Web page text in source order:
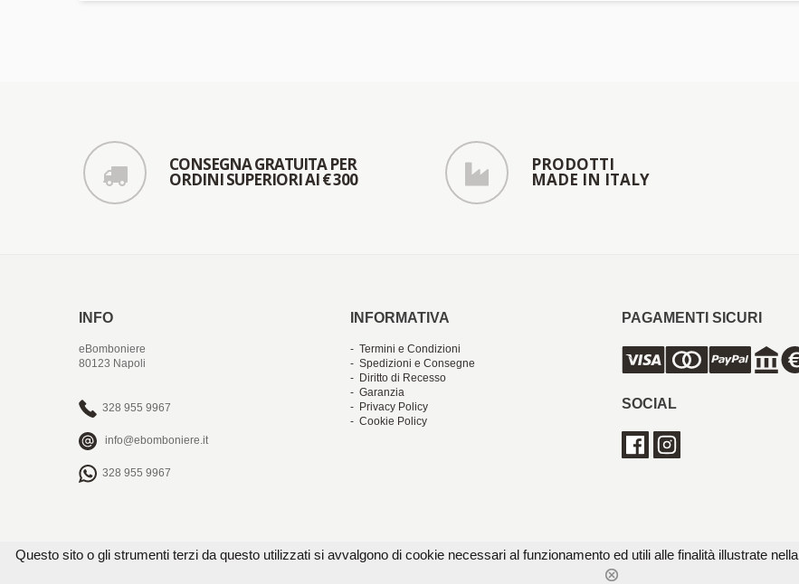
CONSEGNA GRATUITA PER
ORDINI SUPERIORI AI € 300
PRODOTTI
MADE IN ITALY
INFO
eBomboniere
80123 Napoli
328 955 9967
info@ebomboniere.it
328 955 9967
INFORMATIVA
- Termini e Condizioni
- Spedizioni e Consegne
- Diritto di Recesso
- Garanzia
- Privacy Policy
- Cookie Policy
PAGAMENTI SICURI
SOCIAL
Questo sito o gli strumenti terzi da questo utilizzati si avvalgono di cookie necessari al funzionamento ed utili alle finalità illustrate nella